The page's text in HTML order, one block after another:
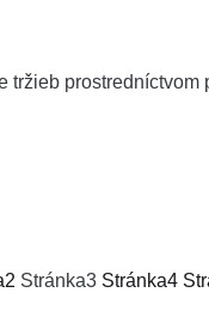
2 Stránka3 Stránka4